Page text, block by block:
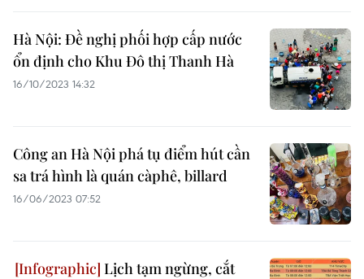
Hà Nội: Đề nghị phối hợp cấp nước
ổn định cho Khu Đô thị Thanh Hà
16/10/2023 14:32
Công an Hà Nội phá tụ điểm hút cần
sa trá hình là quán càphê, billard
16/06/2023 07:52
Lịch tạm ngừng, cắt